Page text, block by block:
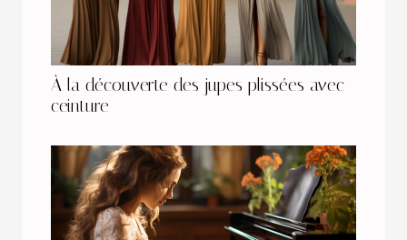
À la découverte des jupes plissées avec
ceinture